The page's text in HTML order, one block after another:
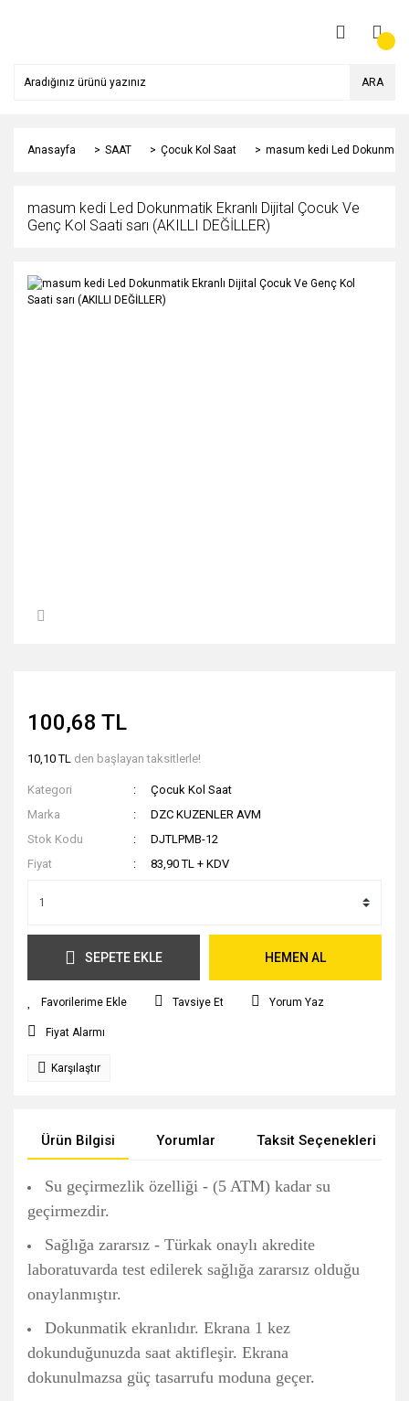
ARA
Anasayfa SAAT Çocuk Kol Saat masum kedi Led
masum kedi Led Dokunmatik Ekranlı Dijital Çocuk Ve
Genç Kol Saati sarı (AKILLI DEĞİLLER)
100,68 TL
10,10 TL den başlayan taksitlerle!
Kategori
Çocuk Kol Saat
Marka
DZC KUZENLER AVM
Stok Kodu
DJTLPMB-12
Fiyat
83,90 TL + KDV
SEPETE EKLE HEMEN AL
Tavsiye Et Yorum Yaz
Fiyat Alarmı
Karşılaştır
Ürün Bilgisi Yorumlar Taksit Seçenekleri
Su geçirmezlik özelliği - (5 ATM) kadar su
geçirmezdir.
Sağlığa zararsız - Türkak onaylı akredite
laboratuvarda test edilerek sağlığa zararsız olduğu
onaylanmıştır.
Dokunmatik ekranlıdır. Ekrana 1 kez
dokunduğunuzda saat aktifleşir. Ekrana
dokunulmazsa güç tasarrufu moduna geçer.